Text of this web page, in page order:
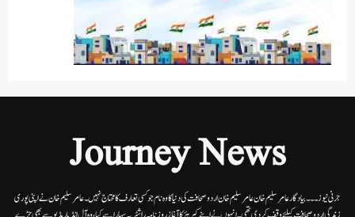
Journey News
جرنی نیوز۔۔۔بیاد گار عامر سلیم خان عامر سلیم خان اردوصحافت کی دنیا کاوہ نام جو کسی تعارف کا محتاج نہیں۔عامرسلیم خان نے اپنی پوری